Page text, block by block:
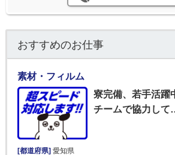
おすすめのお仕事
素材・フィルム
寮完備、若手活躍
チームで協力し
[都道府県] 愛知県